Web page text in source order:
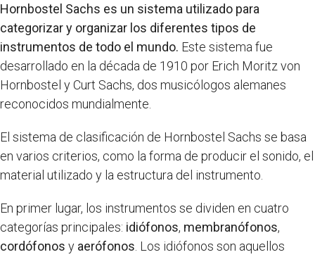
Hornbostel Sachs es un sistema utilizado para
categorizar y organizar los diferentes tipos de
instrumentos de todo el mundo. Este sistema fue
desarrollado en la década de 1910 por Erich Moritz von
Hornbostel y Curt Sachs, dos musicólogos alemanes
reconocidos mundialmente.
El sistema de clasificación de Hornbostel Sachs se basa
en varios criterios, como la forma de producir el sonido, el
material utilizado y la estructura del instrumento.
En primer lugar, los instrumentos se dividen en cuatro
categorías principales: idiófonos, membranófonos,
cordófonos y aerófonos . Los idiófonos son aquellos